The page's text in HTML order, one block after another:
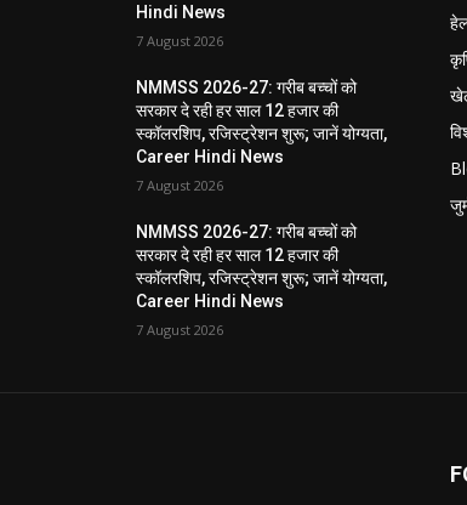
Hindi News
7 August 2026
NMMSS 2026-27: गरीब बच्चों को
सरकार दे रही हर साल 12 हजार की
स्कॉलरशिप, रजिस्ट्रेशन शुरू; जानें योग्यता,
Career Hindi News
7 August 2026
NMMSS 2026-27: गरीब बच्चों को
सरकार दे रही हर साल 12 हजार की
स्कॉलरशिप, रजिस्ट्रेशन शुरू; जानें योग्यता,
Career Hindi News
7 August 2026